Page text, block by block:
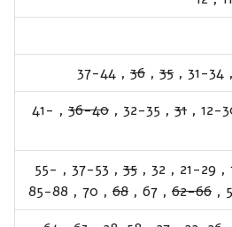
,
31-34
,
35
,
36
,
37-44
12-
,
31
,
32-35
,
36-40
,
41-
,
21-29
,
32
,
35
,
37-53
,
55-
,
62-66
,
67
,
68
,
70
,
85-88